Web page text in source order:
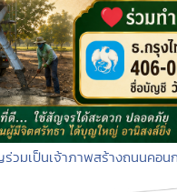
ร่วมเป็นเจ้าภาพสร้างถนนคอน